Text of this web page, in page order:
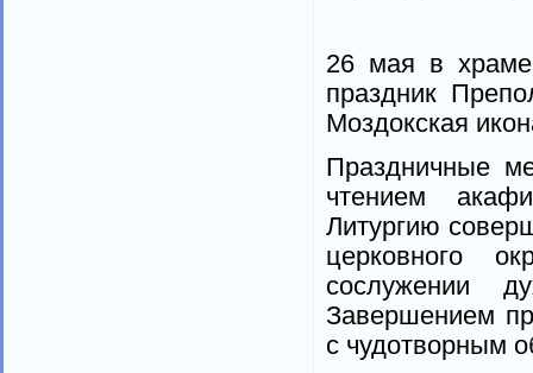
26 мая в
праздник
Моздокская
Праздничные
чтением
Литургию
церковного
сослужении
Завершением
с чудотворным